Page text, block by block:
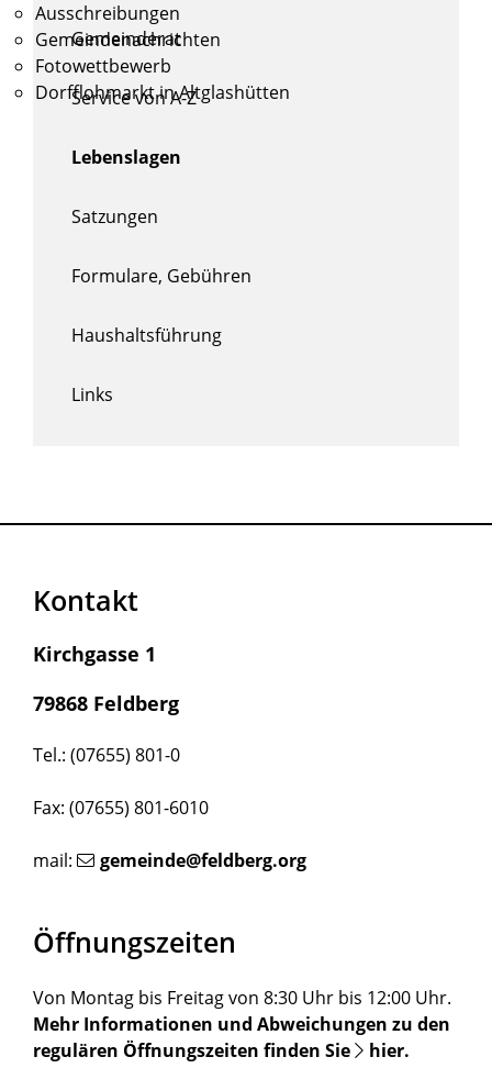
Ausschreibungen
Gemeindenachrichten
Fotowettbewerb
Dorfflohmarkt in Altglashütten
Gemeinderat
Service von A-Z
Lebenslagen
Satzungen
Formulare, Gebühren
Haushaltsführung
Links
Kontakt
Kirchgasse 1
79868 Feldberg
Tel.: (07655) 801-0
Fax: (07655) 801-6010
mail: gemeinde@feldberg.org
Öffnungszeiten
Von Montag bis Freitag von 8:30 Uhr bis 12:00 Uhr.
Mehr Informationen und Abweichungen zu den
regulären Öffnungszeiten finden Sie
hier.